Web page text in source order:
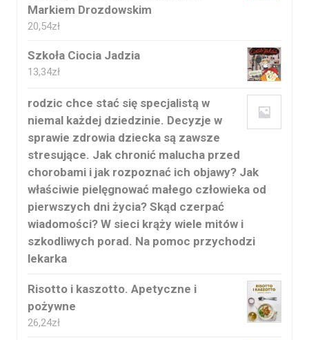
Markiem Drozdowskim
20,54zł
Szkoła Ciocia Jadzia
13,34zł
rodzic chce stać się specjalistą w
niemal każdej dziedzinie. Decyzje w
sprawie zdrowia dziecka są zawsze
stresujące. Jak chronić malucha przed
chorobami i jak rozpoznać ich objawy? Jak
właściwie pielęgnować małego człowieka od
pierwszych dni życia? Skąd czerpać
wiadomości? W sieci krąży wiele mitów i
szkodliwych porad. Na pomoc przychodzi
lekarka
Risotto i kaszotto. Apetyczne i
pożywne
26,24zł